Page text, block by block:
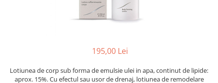
195,00 Lei
Lotiunea de corp sub forma de emulsie ulei in apa, continut de lipide:
aprox. 15%. Cu efectul sau usor de drenaj, lotiunea de remodelare